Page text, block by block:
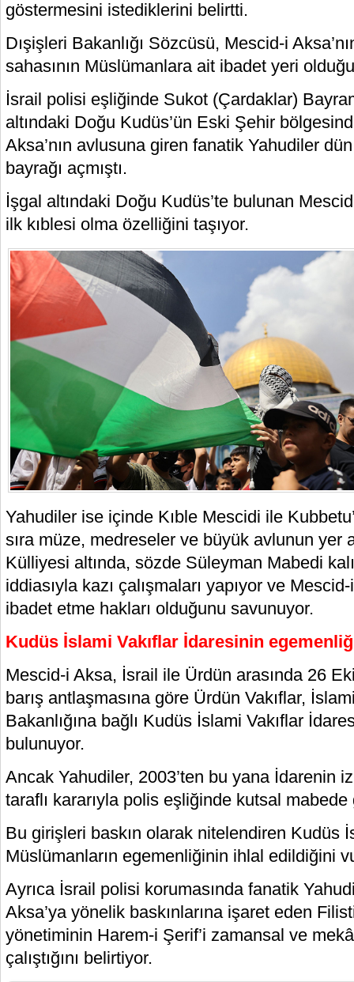
göstermesini istediklerini belirtti.
Dışişleri Bakanlığı Sözcüsü, Mescid-i
sahasının Müslümanlara ait ibadet yeri
İsrail polisi eşliğinde Sukot (Çardaklar)
altındaki Doğu Kudüs’ün Eski Şehir
Aksa’nın avlusuna giren fanatik Yahudiler
bayrağı açmıştı.
İşgal altındaki Doğu Kudüs’te bulunan
ilk kıblesi olma özelliğini taşıyor.
Yahudiler ise içinde Kıble Mescidi ile
sıra müze, medreseler ve büyük avlunun yer
Külliyesi altında, sözde Süleyman Mabedi
iddiasıyla kazı çalışmaları yapıyor ve
ibadet etme hakları olduğunu savunuyor.
Kudüs İslami Vakıflar İdaresinin
Mescid-i Aksa, İsrail ile Ürdün arasında 26
barış antlaşmasına göre Ürdün Vakıflar,
Bakanlığına bağlı Kudüs İslami Vakıflar
bulunuyor.
Ancak Yahudiler, 2003’ten bu yana İdarenin
taraflı kararıyla polis eşliğinde kutsal mabede
Bu girişleri baskın olarak nitelendiren Kudüs
Müslümanların egemenliğinin ihlal edildiğini
Ayrıca İsrail polisi korumasında fanatik
Aksa’ya yönelik baskınlarına işaret eden
yönetiminin Harem-i Şerif’i zamansal ve
çalıştığını belirtiyor.